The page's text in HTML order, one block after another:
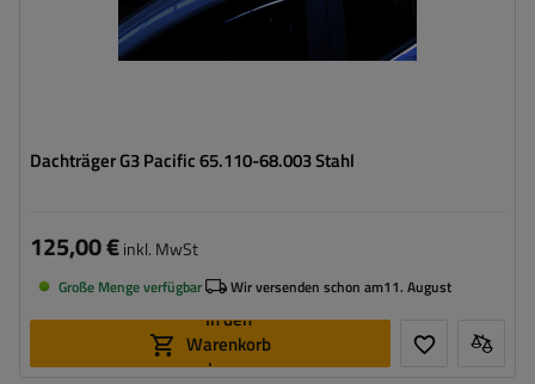
Dachträger G3 Pacific 65.110-68.003 Stahl
125,00 €inkl. MwSt
Große Menge verfügbar Wir versenden schon am11. August
In den
Warenkorb
legen